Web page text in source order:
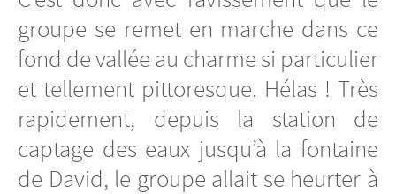
groupe se remet en marche dans ce
fond de vallée au charme si particulier
et tellement pittoresque. Hélas ! Très
rapidement, depuis la station de
captage des eaux jusqu’à la fontaine
de David, le groupe allait se heurter à